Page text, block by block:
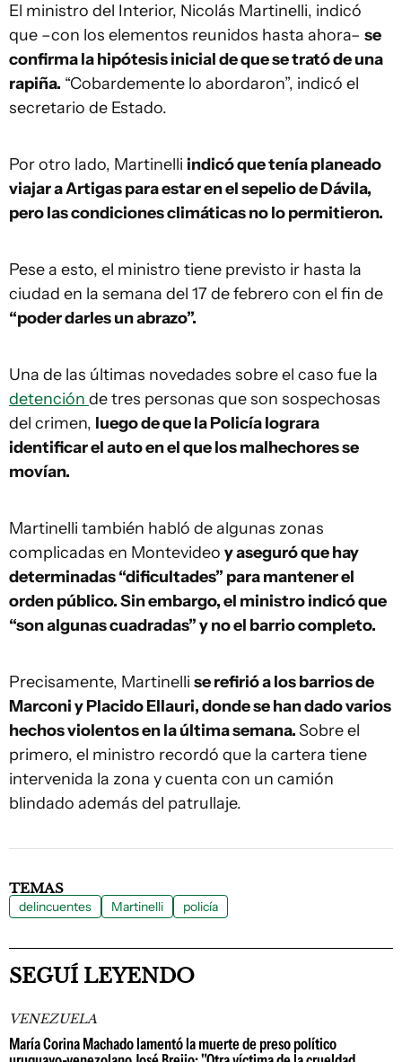
El ministro del Interior, Nicolás Martinelli, indicó
que –con los elementos reunidos hasta ahora– se
confirma la hipótesis inicial de que se trató de una
rapiña. “Cobardemente lo abordaron”, indicó el
secretario de Estado.
Por otro lado, Martinelli indicó que tenía planeado
viajar a Artigas para estar en el sepelio de Dávila,
pero las condiciones climáticas no lo permitieron.
Pese a esto, el ministro tiene previsto ir hasta la
ciudad en la semana del 17 de febrero con el fin de
“poder darles un abrazo”.
Una de las últimas novedades sobre el caso fue la
detención de tres personas que son sospechosas
del crimen, luego de que la Policía lograra
identificar el auto en el que los malhechores se
movían.
Martinelli también habló de algunas zonas
complicadas en Montevideo y aseguró que hay
determinadas “dificultades” para mantener el
orden público. Sin embargo, el ministro indicó que
“son algunas cuadradas” y no el barrio completo.
Precisamente, Martinelli se refirió a los barrios de
Marconi y Placido Ellauri, donde se han dado varios
hechos violentos en la última semana.Sobre el
primero, el ministro recordó que la cartera tiene
intervenida la zona y cuenta con un camión
blindado además del patrullaje.
TEMAS
delincuentes Martinelli policía
SEGUÍ LEYENDO
VENEZUELA
María Corina Machado lamentó la muerte de preso político